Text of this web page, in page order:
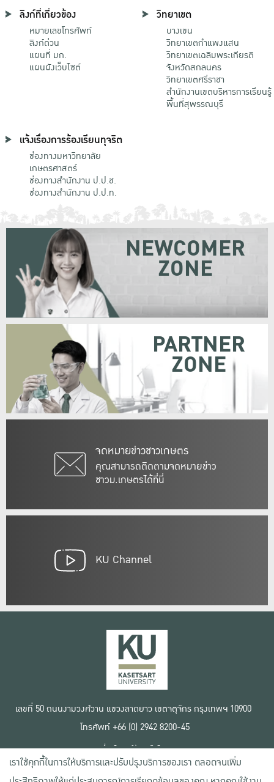
ลิงก์ที่เกี่ยวข้อง
หมายเลขโทรศัพท์
ลิงก์ด่วน
แผนที่ มก.
แผนผังเว็บไซต์
วิทยาเขต
บางเขน
วิทยาเขตกําแพงแสน
วิทยาเขตเฉลิมพระเกียรติ
จังหวัดสกลนคร
วิทยาเขตศรีราชา
สำนักงานเขตบริหารการเรียนรู้
พื้นที่สุพรรณบุรี
แจ้งเรื่องการร้องเรียนทุจริต
ช่องทางมหาวิทยาลัย
เกษตรศาสตร์
ช่องทางสำนักงาน ป.ป.ช.
ช่องทางสำนักงาน ป.ป.ท.
จดหมายข่าวชาวเกษตร
คุณสามารถติดตามจดหมายข่าว
ชาวม.เกษตรได้ที่นี่
NEWCOMER
ZONE
PARTNER
ZONE
KU Channel
เลขที่ 50 ถนนงามวงศ์วาน แขวงลาดยาว เขตจตุจักร กรุงเทพฯ 10900
โทรศัพท์ +66 (0) 2942 8200-45
เงื่อนไขการใช้งานเว็บไซต์
ข้อตกลงด้านสิทธิ์ใช้งาน
นโยบายความเป็นส่วนตัว
เราใช้คุกกี้ในการให้บริการและปรับปรุงบริการของเรา ตลอดจนเพิ่ม